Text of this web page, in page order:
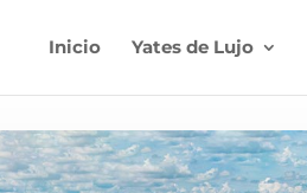
Inicio Yates de Lujo